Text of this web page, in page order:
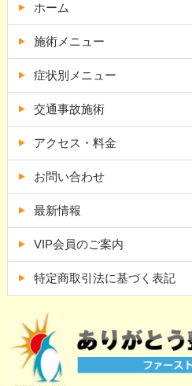
ホーム
施術メニュー
症状別メニュー
交通事故施術
アクセス・料金
お問い合わせ
最新情報
VIP会員のご案内
特定商取引法に基づく表記